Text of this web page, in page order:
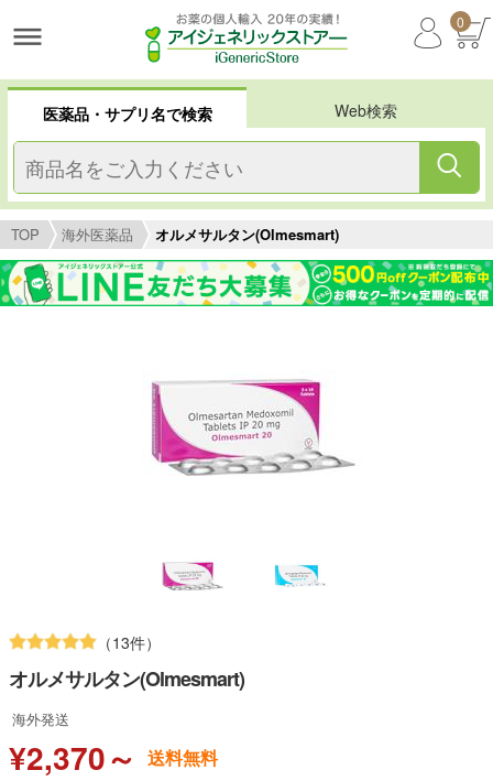
0
医薬品・サプリ名で検索 Web検索
TOP 海外医薬品 オルメサルタン(Olmesmart)
（13件）
オルメサルタン(Olmesmart)
海外発送
¥2,370～ 送料無料